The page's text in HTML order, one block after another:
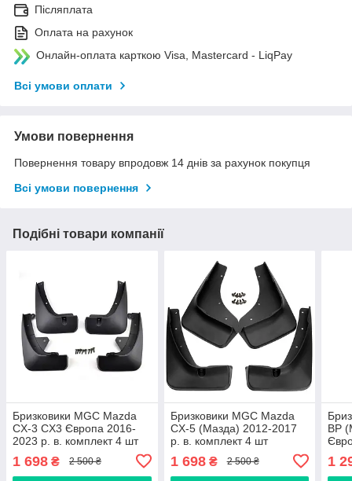
Післяплата
Оплата на рахунок
Онлайн-оплата карткою Visa, Mastercard - LiqPay
Всі умови оплати
Умови повернення
Повернення товару впродовж 14 днів за рахунок покупця
Всі умови повернення
Подібні товари компанії
Бризковики MGC Mazda
CX-3 CX3 Європа 2016-
2023 р. в. комплект 4 шт
DB2PV3450, DB2PV3460
1 698 ₴ 2 500 ₴
Бризковики MGC Mazda
CX-5 (Мазда) 2012-2017
р. в. комплект 4 шт
KD45V3460A, KD45V3450
1 698₴ 2 500 ₴
BP
1